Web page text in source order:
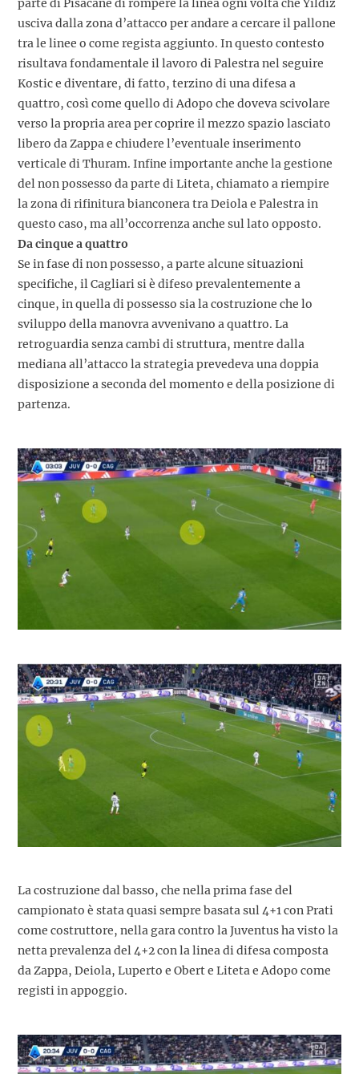
parte di Pisacane di rompere la linea ogni volta che Yildiz
usciva dalla zona d’attacco per andare a cercare il pallone
tra le linee o come regista aggiunto. In questo contesto
risultava fondamentale il lavoro di Palestra nel seguire
Kostic e diventare, di fatto, terzino di una difesa a
quattro, così come quello di Adopo che doveva scivolare
verso la propria area per coprire il mezzo spazio lasciato
libero da Zappa e chiudere l’eventuale inserimento
verticale di Thuram. Infine importante anche la gestione
del non possesso da parte di Liteta, chiamato a riempire
la zona di rifinitura bianconera tra Deiola e Palestra in
questo caso, ma all’occorrenza anche sul lato opposto.
Da cinque a quattro
Se in fase di non possesso, a parte alcune situazioni
specifiche, il Cagliari si è difeso prevalentemente a
cinque, in quella di possesso sia la costruzione che lo
sviluppo della manovra avvenivano a quattro. La
retroguardia senza cambi di struttura, mentre dalla
mediana all’attacco la strategia prevedeva una doppia
disposizione a seconda del momento e della posizione di
partenza.
La costruzione dal basso, che nella prima fase del
campionato è stata quasi sempre basata sul 4+1 con Prati
come costruttore, nella gara contro la Juventus ha visto la
netta prevalenza del 4+2 con la linea di difesa composta
da Zappa, Deiola, Luperto e Obert e Liteta e Adopo come
registi in appoggio.